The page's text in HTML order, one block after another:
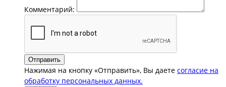
Комментарий:
Отправить
Нажимая на кнопку «Отправить», Вы даете согласие на
обработку персональных данных.